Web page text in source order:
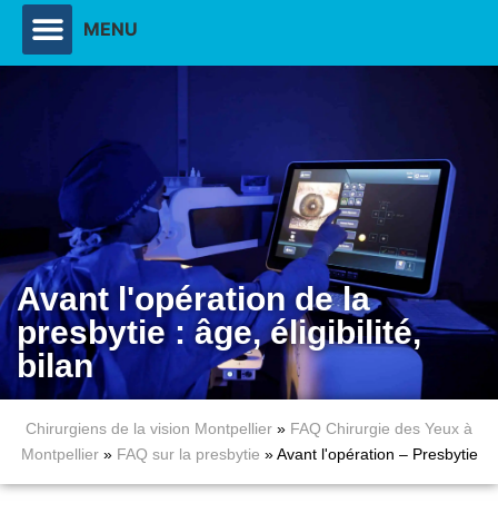
MENU
Avant l'opération de la
presbytie : âge, éligibilité,
bilan
Chirurgiens de la vision Montpellier » FAQ Chirurgie des Yeux à
Montpellier» FAQ sur la presbytie »Avant l'opération – Presbytie